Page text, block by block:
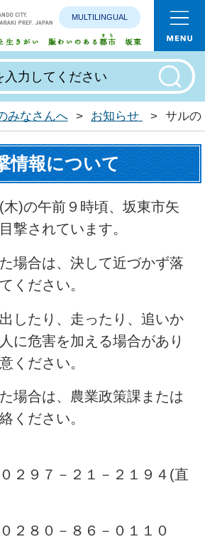
みんなで
MULTILINGUAL
みなさんへ > お知らせ > サルの
情報について
)の午前９時頃、坂東市矢
撃されています。
場合は、決して近づかず落
ください。
したり、走ったり、追いか
に危害を加える場合があり
ください。
場合は、農業政策課または
ください。
２９７－２１－２１９４(直
８０－８６－０１１０